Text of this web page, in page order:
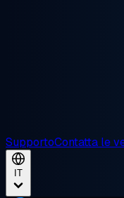
SupportoContatta le
IT